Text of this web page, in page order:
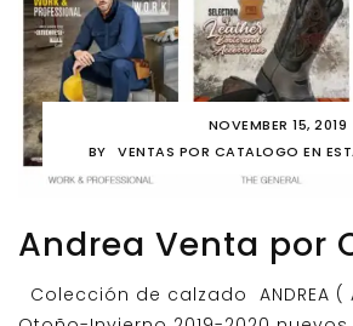
NOVEMBER 15, 2019
BY
VENTAS POR CATALOGO EN
Andrea Venta por
Colección de calzado ANDREA (